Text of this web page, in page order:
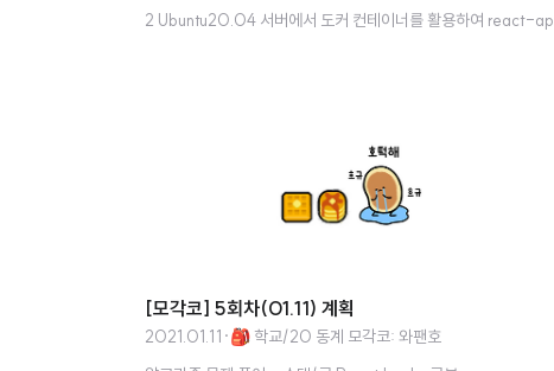
2 Ubuntu20.04 서버에서 도커 컨테이너를 활용하여 react-ap
ose.yml version: "3" services: react: build: context: ./ doc
kerfile: Dockerfile.dev ports: - "3000:3000" volumes:
- /usr/src/app/node_modules - ./:/usr/src/app stdin_..
[모각코] 5회차(01.11) 계획
2021.01.11 ·🎒 학교/20 동계 모각코: 와팬호